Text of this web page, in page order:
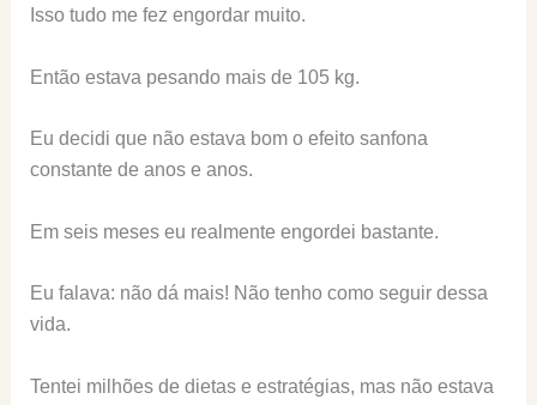
Isso tudo me fez engordar muito.
Então estava pesando mais de 105 kg.
Eu decidi que não estava bom o efeito sanfona
constante de anos e anos.
Em seis meses eu realmente engordei bastante.
Eu falava: não dá mais! Não tenho como seguir dessa
vida.
Tentei milhões de dietas e estratégias, mas não estava